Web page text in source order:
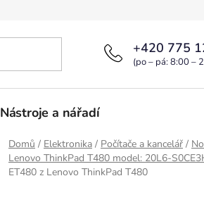
+420 775
(po – pá: 8:00 –
Nástroje a nářadí
Domů / Elektronika / Počítače a kancelář /
Lenovo ThinkPad T480 model: 20L6-
ET480 z Lenovo ThinkPad T480